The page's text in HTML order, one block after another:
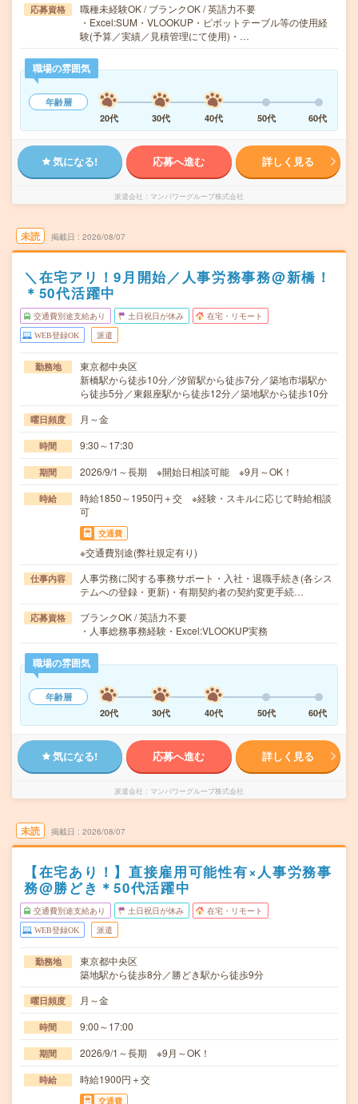
応募資格
職種未経験OK / ブランクOK / 英語力不要
・Excel:SUM・VLOOKUP・ピボットテーブル等の使用経
験(予算／実績／見積管理にて使用)・…
職場の雰囲気
年齢層
20代
30代 40代 50代 60代
気になる! 応募へ進む 詳しく見る
派遣会社 マンパワーグループ株式会社
未読 掲載日 2026/08/07
＼在宅アリ！9月開始／人事労務事務@新橋！
＊50代活躍中
交通費別途支給あり 土日祝日が休み 在宅・リモート
WEB登録OK 派遣
勤務地
東京都中央区
新橋駅から徒歩10分／汐留駅から徒歩7分／築地市場駅か
ら徒歩5分／東銀座駅から徒歩12分／築地駅から徒歩10分
曜日頻度 月～金
時間 9:30～17:30
期間 2026/9/1～長期 ※開始日相談可能 ※9月～OK！
時給
時給1850～1950円＋交 ※経験・スキルに応じて時給相談
可
交通費
※交通費別途(弊社規定有り)
仕事内容
人事労務に関する事務サポート・入社・退職手続き(各シス
テムへの登録・更新)・有期契約者の契約変更手続…
応募資格
ブランクOK / 英語力不要
・人事総務事務経験・Excel:VLOOKUP実務
職場の雰囲気
年齢層
20代
30代 40代 50代 60代
気になる! 応募へ進む 詳しく見る
派遣会社 マンパワーグループ株式会社
未読 掲載日 2026/08/07
【在宅あり！】直接雇用可能性有×人事労務事
務@勝どき＊50代活躍中
交通費別途支給あり 土日祝日が休み 在宅・リモート
WEB登録OK 派遣
勤務地
東京都中央区
築地駅から徒歩8分／勝どき駅から徒歩9分
曜日頻度 月～金
時間 9:00～17:00
期間 2026/9/1～長期 ※9月～OK！
時給 時給1900円＋交
交通費